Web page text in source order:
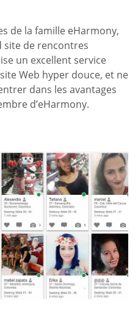
de la famille eHarmony,
site de rencontres
un excellent service
Web hyper douce, et ne
dans les avantages
d’eHarmony.